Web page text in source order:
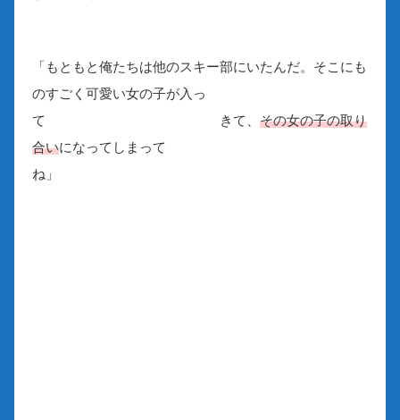
「もともと俺たちは他のスキー部にいたんだ。そこにも
のすごく可愛い女の子が入っ
て きて、 その女の子の取り
合いになってしまって
ね」